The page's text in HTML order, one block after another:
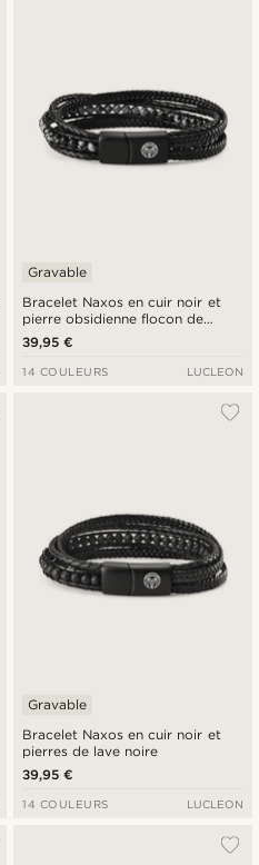
Bracelet Naxos en cuir noir et
pierre obsidienne flocon de
neige
Gravable
39,95 €
14 COULEURS LUCLEON
Bracelet Naxos en cuir noir et
pierres de lave noire
Gravable
39,95 €
14 COULEURS LUCLEON